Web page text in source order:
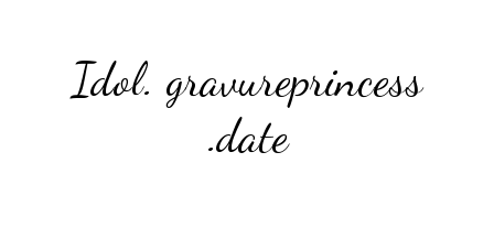
Idol. gravureprincess
.date